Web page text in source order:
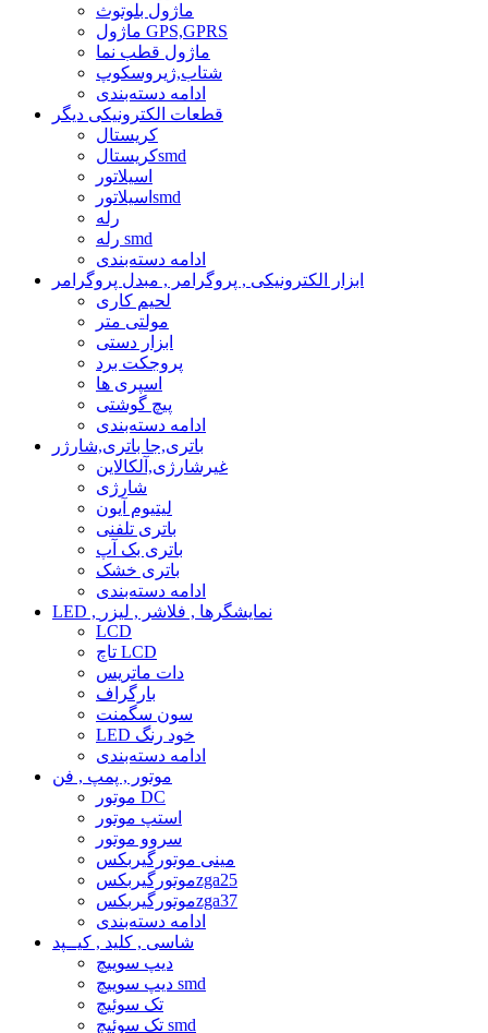
ماژول بلوتوث
ماژول GPS,GPRS
ماژول قطب نما
شتاب,ژیروسکوپ
ادامه دسته‌بندی
قطعات الکترونیکی دیگر
کریستال
کریستالsmd
اسیلاتور
اسیلاتورsmd
رله
رله smd
ادامه دسته‌بندی
ابزار الکترونیکی , پروگرامر , مبدل پروگرامر
لحیم کاری
مولتی متر
ابزار دستی
پروجکت برد
اسپری ها
پیچ گوشتی
ادامه دسته‌بندی
باتری,جا باتری,شارژر
غیرشارژی,آلکالاین
شارژی
لیتیوم آیون
باتری تلفنی
باتری بک آپ
باتری خشک
ادامه دسته‌بندی
LED , نمایشگرها , فلاشر , لیزر
LCD
تاچ LCD
دات ماتریس
بارگراف
سون سگمنت
LED خود رنگ
ادامه دسته‌بندی
موتور , پمپ , فن
موتور DC
استپ موتور
سروو موتور
مینی موتورگیربکس
موتورگیربکسzga25
موتورگیربکسzga37
ادامه دسته‌بندی
شاسی , کلید , کیــپد
دیپ سوییچ
دیپ سوییچ smd
تک سوئیچ
تک سوئیچ smd